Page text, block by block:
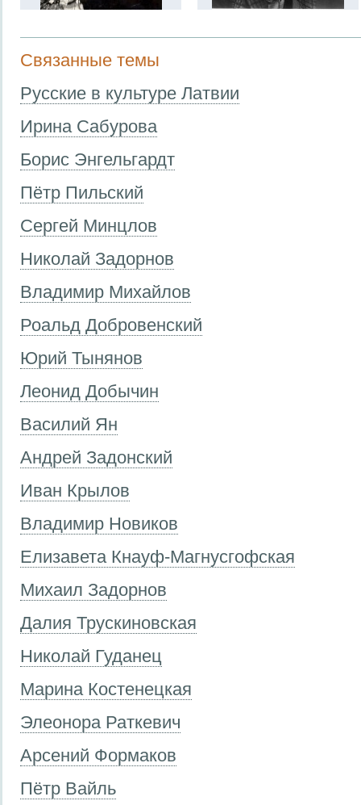
Связанные темы
Русские в культуре Латвии
Ирина Сабурова
Борис Энгельгардт
Пётр Пильский
Сергей Минцлов
Николай Задорнов
Владимир Михайлов
Роальд Добровенский
Юрий Тынянов
Леонид Добычин
Василий Ян
Андрей Задонский
Иван Крылов
Владимир Новиков
Елизавета Кнауф-Магнусгофская
Михаил Задорнов
Далия Трускиновская
Николай Гуданец
Марина Костенецкая
Элеонора Раткевич
Арсений Формаков
Пётр Вайль